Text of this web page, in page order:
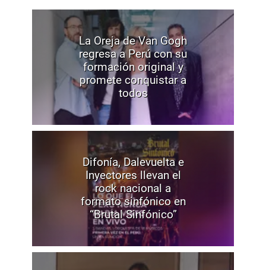
La Oreja de Van Gogh
regresa a Perú con su
formación original y
promete conquistar a
todos
Difonía, Dalevuelta e
Inyectores llevan el
rock nacional a
formato sinfónico en
“Brutal Sinfónico”